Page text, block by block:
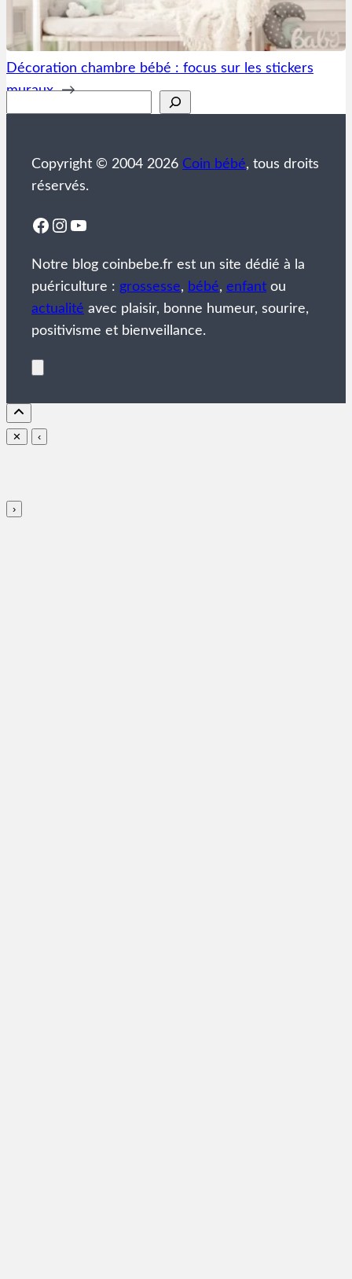
Décoration chambre bébé : focus sur les stickers
muraux →
Copyright © 2004 2026 Coin bébé, tous droits
réservés.
Facebook
Instagram
YouTube
Notre blog coinbebe.fr est un site dédié à la
puériculture : grossesse, bébé, enfant ou
actualité avec plaisir, bonne humeur, sourire,
positivisme et bienveillance.
✕ ‹
›